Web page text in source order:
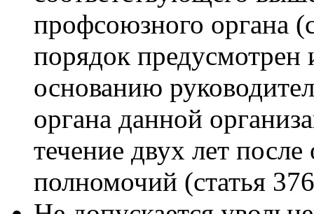
профсоюзного органа
порядок
основанию
органа данной
течение двух лет
полномочий (статья